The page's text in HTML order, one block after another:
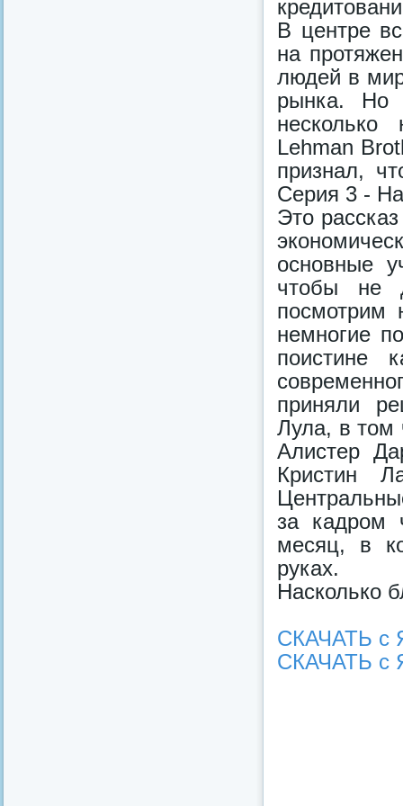
В центре
на
людей в
рынка. Но
несколько
Lehman
признал,
Серия 3 -
Это
основные
чтобы не
посмотрим
немногие
поистине
приняли
Лула, в том
Алистер
Кристин
за кадром
месяц, в
руках.
Насколько
СКАЧАТЬ с
СКАЧАТЬ с